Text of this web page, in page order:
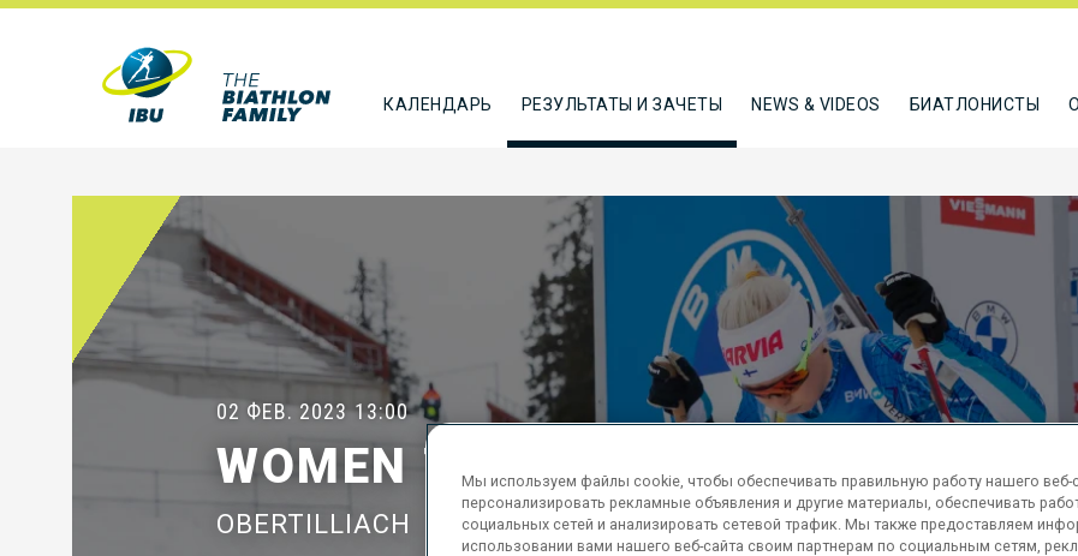
КАЛЕНДАРЬ РЕЗУЛЬТАТЫ И ЗАЧЕТЫ NEWS & VIDEOS БИАТЛОНИСТЫ
02 ФЕВ. 2023 13:00
WOMEN 7.5 KM SPRINT
OBERTILLIACH
Мы используем файлы cookie, чтобы обеспечивать правильную работу нашего веб-
персонализировать рекламные объявления и другие материалы, обеспечивать
социальных сетей и анализировать сетевой трафик. Мы также предоставляем
использовании вами нашего веб-сайта своим партнерам по социальным сетям,